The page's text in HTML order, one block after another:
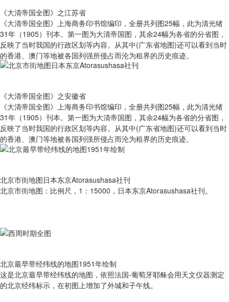
《大清帝国全图》之江苏省
《大清帝国全图》上海商务印书馆编印，全册共列图25幅，此为清光绪
31年（1905）刊本。第一图为大清帝国图，其余24幅为各省的分省图，
反映了当时我国的行政区划等内容。从其中(广东省地图)还可以看到当时
的香港、澳门等地被各国列强所侵占而沦为租界的历史痕迹。
《大清帝国全图》之安徽省
《大清帝国全图》上海商务印书馆编印，全册共列图25幅，此为清光绪
31年（1905）刊本。第一图为大清帝国图，其余24幅为各省的分省图，
反映了当时我国的行政区划等内容。从其中(广东省地图)还可以看到当时
的香港、澳门等地被各国列强所侵占而沦为租界的历史痕迹。
北京市街地图日本东京Atorasushasa社刊
北京市街地图：比例尺，1：15000，日本东京Atorasushasa社刊。
北京最早带经纬线的地图1951年绘制
这是北京最早带经纬线的地图，依照法国-葡萄牙耶稣会用天文仪器测定
的北京经纬标示，在初图上增加了外城和子午线。